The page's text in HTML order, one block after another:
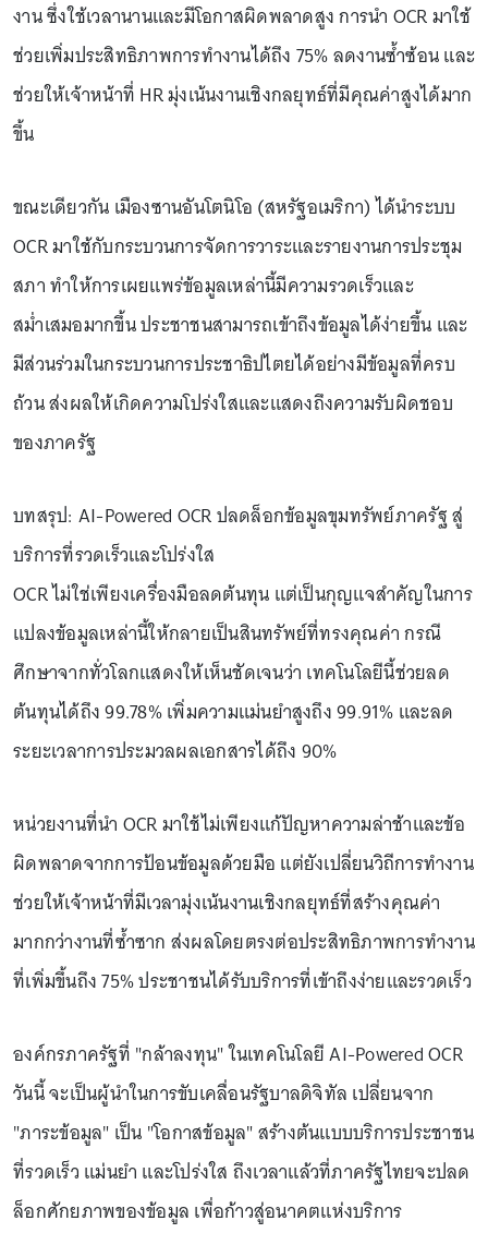
งาน ซึ่งใช้เวลานานและมีโอกาสผิดพลาดสูง การนำ OCR มาใช้
ช่วยเพิ่มประสิทธิภาพการทำงานได้ถึง 75% ลดงานซ้ำซ้อน และ
ช่วยให้เจ้าหน้าที่ HR มุ่งเน้นงานเชิงกลยุทธ์ที่มีคุณค่าสูงได้มาก
ขึ้น
ขณะเดียวกัน เมืองซานอันโตนิโอ (สหรัฐอเมริกา) ได้นำระบบ
OCR มาใช้กับกระบวนการจัดการวาระและรายงานการประชุม
สภา ทำให้การเผยแพร่ข้อมูลเหล่านี้มีความรวดเร็วและ
สม่ำเสมอมากขึ้น ประชาชนสามารถเข้าถึงข้อมูลได้ง่ายขึ้น และ
มีส่วนร่วมในกระบวนการประชาธิปไตยได้อย่างมีข้อมูลที่ครบ
ถ้วน ส่งผลให้เกิดความโปร่งใสและแสดงถึงความรับผิดชอบ
ของภาครัฐ
บทสรุป: AI-Powered OCR ปลดล็อกข้อมูลขุมทรัพย์ภาครัฐ สู่
บริการที่รวดเร็วและโปร่งใส
OCR ไม่ใช่เพียงเครื่องมือลดต้นทุน แต่เป็นกุญแจสำคัญในการ
แปลงข้อมูลเหล่านี้ให้กลายเป็นสินทรัพย์ที่ทรงคุณค่า กรณี
ศึกษาจากทั่วโลกแสดงให้เห็นชัดเจนว่า เทคโนโลยีนี้ช่วยลด
ต้นทุนได้ถึง 99.78% เพิ่มความแม่นยำสูงถึง 99.91% และลด
ระยะเวลาการประมวลผลเอกสารได้ถึง 90%
หน่วยงานที่นำ OCR มาใช้ไม่เพียงแก้ปัญหาความล่าช้าและข้อ
ผิดพลาดจากการป้อนข้อมูลด้วยมือ แต่ยังเปลี่ยนวิถีการทำงาน
ช่วยให้เจ้าหน้าที่มีเวลามุ่งเน้นงานเชิงกลยุทธ์ที่สร้างคุณค่า
มากกว่างานที่ซ้ำซาก ส่งผลโดยตรงต่อประสิทธิภาพการทำงาน
ที่เพิ่มขึ้นถึง 75% ประชาชนได้รับบริการที่เข้าถึงง่ายและรวดเร็ว
องค์กรภาครัฐที่ "กล้าลงทุน" ในเทคโนโลยี AI-Powered OCR
วันนี้ จะเป็นผู้นำในการขับเคลื่อนรัฐบาลดิจิทัล เปลี่ยนจาก
"ภาระข้อมูล" เป็น "โอกาสข้อมูล" สร้างต้นแบบบริการประชาชน
ที่รวดเร็ว แม่นยำ และโปร่งใส ถึงเวลาแล้วที่ภาครัฐไทยจะปลด
ล็อกศักยภาพของข้อมูล เพื่อก้าวสู่อนาคตแห่งบริการ